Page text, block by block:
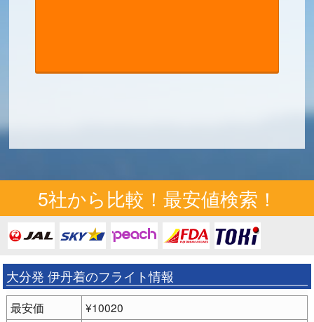
5社から比較！最安値検索！
大分発 伊丹着のフライト情報
最安価
¥10020